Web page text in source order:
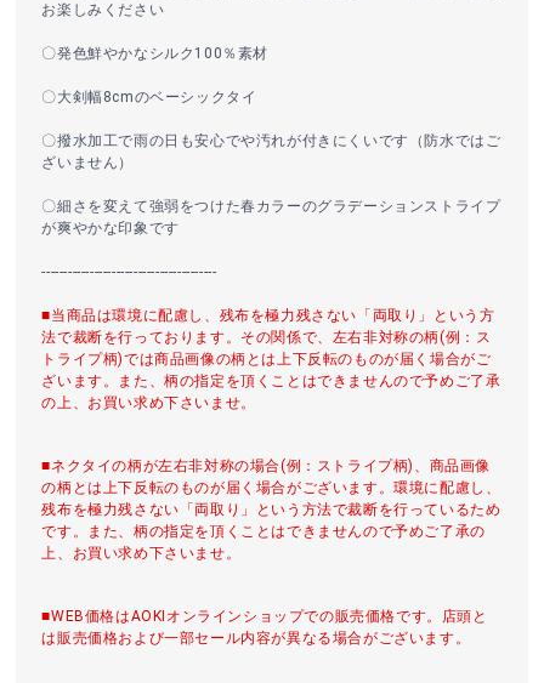
お楽しみください
〇発色鮮やかなシルク100％素材
〇大剣幅8cmのベーシックタイ
〇撥水加工で雨の日も安心でや汚れが付きにくいです（防水ではご
ざいません）
〇細さを変えて強弱をつけた春カラーのグラデーションストライプ
が爽やかな印象です
----------------------------------------
■当商品は環境に配慮し、残布を極力残さない「両取り」という方
法で裁断を行っております。その関係で、左右非対称の柄(例：ス
トライプ柄)では商品画像の柄とは上下反転のものが届く場合がご
ざいます。また、柄の指定を頂くことはできませんので予めご了承
の上、お買い求め下さいませ。
■ネクタイの柄が左右非対称の場合(例：ストライプ柄)、商品画像
の柄とは上下反転のものが届く場合がございます。環境に配慮し、
残布を極力残さない「両取り」という方法で裁断を行っているため
です。また、柄の指定を頂くことはできませんので予めご了承の
上、お買い求め下さいませ。
■WEB価格はAOKIオンラインショップでの販売価格です。店頭と
は販売価格および一部セール内容が異なる場合がございます。